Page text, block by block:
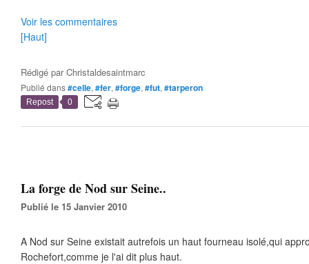
Voir les commentaires
[Haut]
Rédigé parChristaldesaintmarc
Publié dans#celle, #fer, #forge, #fut, #tarperon
Repost 0
La forge de Nod sur Seine..
Publié le 15 Janvier 2010
A Nod sur Seine existait autrefois un haut fourneau isolé,qui
Rochefort,comme je l'ai dit plus haut.